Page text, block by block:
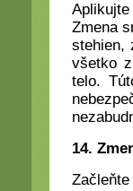
Zmena
stehien,
všetko
telo.
14.